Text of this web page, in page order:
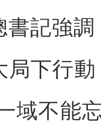
書記強
局下行
域不能